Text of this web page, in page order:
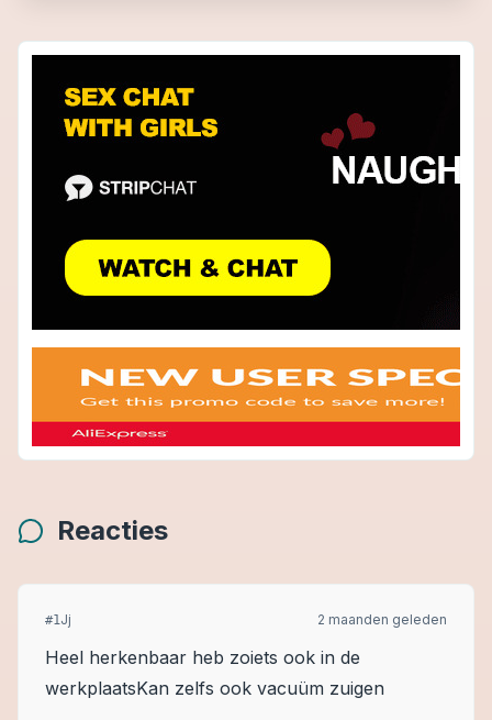
Reacties
#1Jj 2 maanden geleden
Heel herkenbaar heb zoiets ook in de
werkplaatsKan zelfs ook vacuüm zuigen